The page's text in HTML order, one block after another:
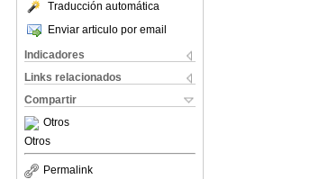
Traducción automática
Enviar articulo por email
Indicadores
Links relacionados
Compartir
Otros
Otros
Permalink